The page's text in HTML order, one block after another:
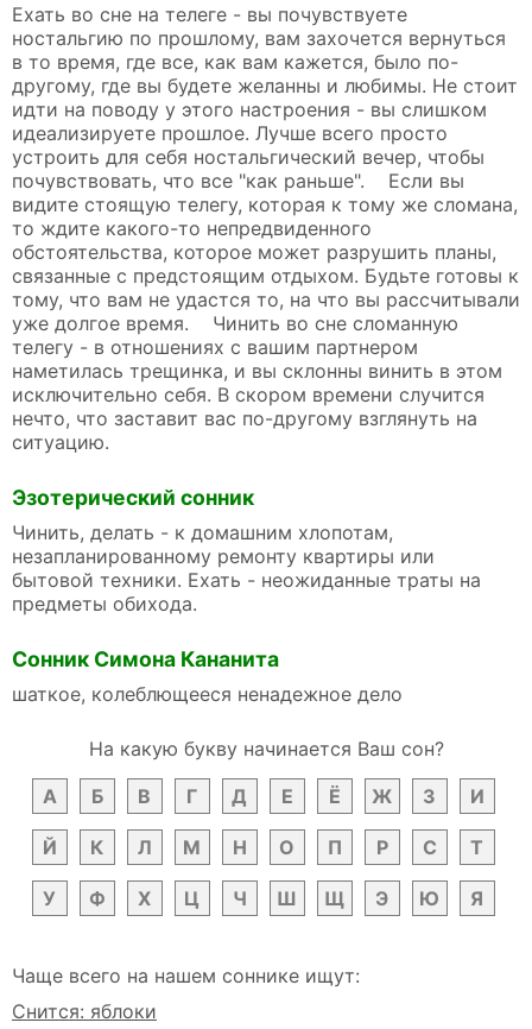
Ехать во сне на телеге - вы почувствуете
ностальгию по прошлому, вам захочется вернуться
в то время, где все, как вам кажется, было по-
другому, где вы будете желанны и любимы. Не стоит
идти на поводу у этого настроения - вы слишком
идеализируете прошлое. Лучше всего просто
устроить для себя ностальгический вечер, чтобы
почувствовать, что все "как раньше". Если вы
видите стоящую телегу, которая к тому же сломана,
то ждите какого-то непредвиденного
обстоятельства, которое может разрушить планы,
связанные с предстоящим отдыхом. Будьте готовы к
тому, что вам не удастся то, на что вы рассчитывали
уже долгое время. Чинить во сне сломанную
телегу - в отношениях с вашим партнером
наметилась трещинка, и вы склонны винить в этом
исключительно себя. В скором времени случится
нечто, что заставит вас по-другому взглянуть на
ситуацию.
Эзотерический сонник
Чинить, делать - к домашним хлопотам,
незапланированному ремонту квартиры или
бытовой техники. Ехать - неожиданные траты на
предметы обихода.
Сонник Симона Кананита
шаткое, колеблющееся ненадежное дело
На какую букву начинается Ваш сон?
А
Б В Г Д Е Ё Ж З И
Й К Л М Н О П Р С Т
У Ф Х Ц Ч Ш Щ Э Ю Я
Чаще всего на нашем соннике ищут:
Снится: яблоки